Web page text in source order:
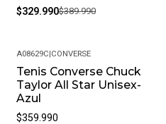
$329.990$389.990
A08629C|CONVERSE
Tenis Converse Chuck
Taylor All Star Unisex-
Azul
$359.990